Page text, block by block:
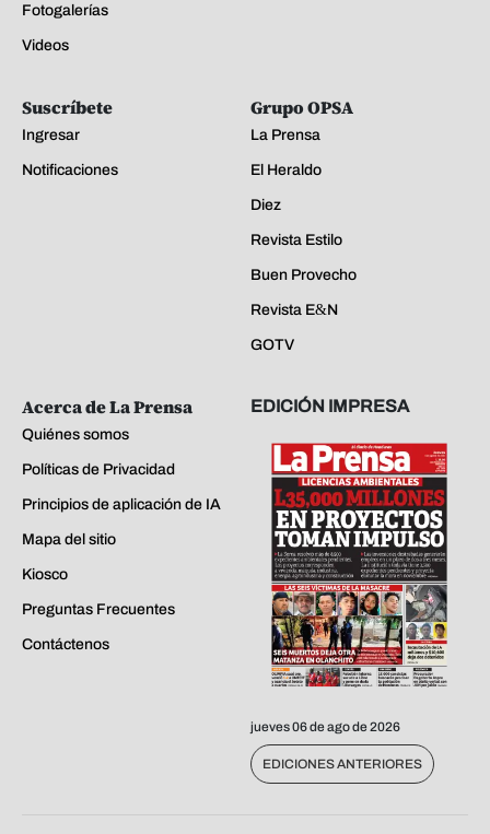
Fotogalerías
Videos
Suscríbete
Ingresar
Notificaciones
Grupo OPSA
La Prensa
El Heraldo
Diez
Revista Estilo
Buen Provecho
Revista E&N
GOTV
Acerca de La Prensa
Quiénes somos
Políticas de Privacidad
Principios de aplicación de IA
Mapa del sitio
Kiosco
Preguntas Frecuentes
Contáctenos
EDICIÓN IMPRESA
jueves 06 de ago de 2026
EDICIONES ANTERIORES